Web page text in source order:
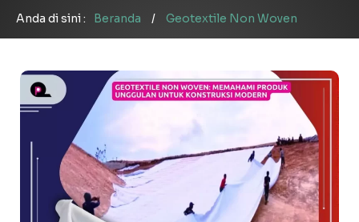
Anda di sini : Beranda / Geotextile Non Woven